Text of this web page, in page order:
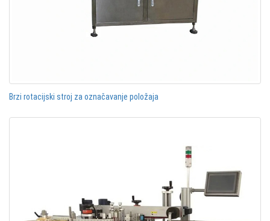
Brzi rotacijski stroj za označavanje položaja